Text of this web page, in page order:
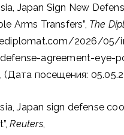
Japan Sign New
Arms Transfers”, The
2026/05/
agreement-eye-
посещения:
Japan sign defense
Reuters,